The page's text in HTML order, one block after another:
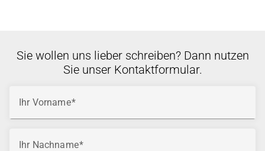
Sie wollen uns lieber schreiben? Dann nutzen
Sie unser Kontaktformular.
Ihr Vorname
Ihr Nachname